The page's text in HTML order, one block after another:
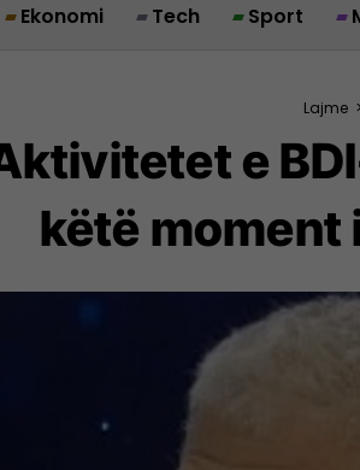
Ekonomi Tech Sport
Lajme >
e
këtë